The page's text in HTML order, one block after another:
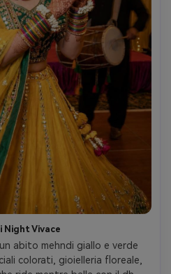
Night Vivace
abito mehndi giallo e verde
colorati, gioielleria floreale,